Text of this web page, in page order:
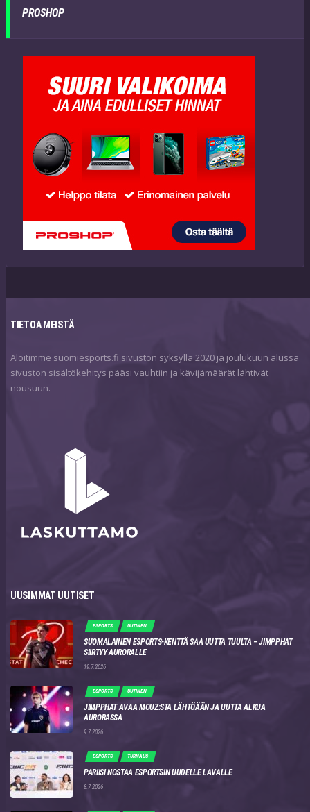
PROSHOP
TIETOA MEISTÄ
Aloitimme suomiesports.fi sivuston syksyllä 2020 ja joulukuun alussa
sivuston sisältökehitys pääsi vauhtiin ja kävijämäärät lähtivät
nousuun.
UUSIMMAT UUTISET
ESPORTS UUTINEN
SUOMALAINEN ESPORTS-KENTTÄ SAA UUTTA TUULTA – JIMPPHAT
SIIRTYY AURORALLE
19.7.2026
ESPORTS UUTINEN
JIMPPHAT AVAA MOUZ:STA LÄHTÖÄÄN JA UUTTA ALKUA
AURORASSA
9.7.2026
ESPORTS TURNAUS
PARIISI NOSTAA ESPORTSIN UUDELLE LAVALLE
8.7.2026